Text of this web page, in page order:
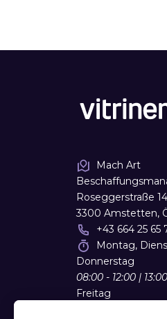
Mach Art
Roseggerstraße
3300 Amstetten,
+43 664 25 65
Montag,
Donnerstag
08:00 - 12:00 |
Freitag